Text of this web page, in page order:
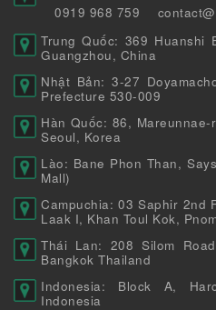
0919 968 759
Trung Quốc: 369 Huanshi
Guangzhou, China
Nhật Bản: 3-27
Prefecture 530-009
Hàn Quốc: 86,
Seoul, Korea
Lào: Bane Phon Than,
Mall)
Campuchia: 03 Saphir 2nd
Laak I, Khan Toul Kok,
Thái Lan: 208 Silom
Bangkok Thailand
Indonesia: Block A,
Indonesia